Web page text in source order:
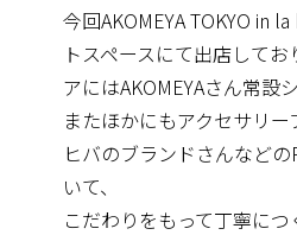
今回AKOMEYA TOKYO in
トスペースにて出店して
アにはAKOMEYAさん常設
またほかにもアクセサリ
ヒバのブランドさんなどの
いて、
こだわりをもって丁寧に